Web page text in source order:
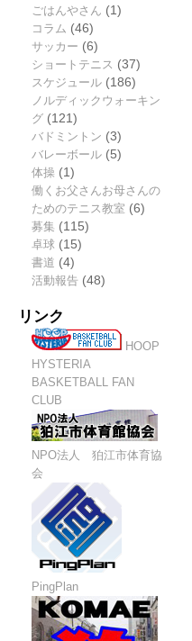
ごはんやさん (1)
コラム (46)
サッカー (6)
ショートテニス (37)
スケジュール(186)
ノルディックウォーキン
グ(121)
バドミントン (3)
バレーボール(5)
体操(1)
働くお父さんお母さんの
ためのテニス教室 (6)
募集 (115)
卓球 (15)
書道 (4)
活動報告(48)
リンク
HOOP
HYSTERIA
BASKETBALL FAN
CLUB
NPO法人 狛江市体育協
会
PingPlan